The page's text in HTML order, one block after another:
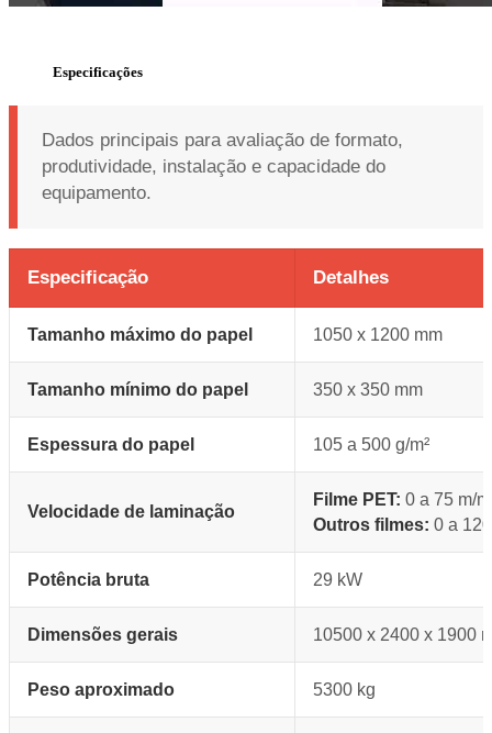
Especificações
Dados principais para avaliação de formato,
produtividade, instalação e capacidade do
equipamento.
Especificação Detalhes
Tamanho máximo do papel 1050 x 1200 mm
Tamanho mínimo do papel 350 x 350 mm
Espessura do papel 105 a 500 g/m²
Velocidade de laminação
Filme PET: 0 a 75 m/
Outros filmes: 0 a
Potência bruta 29 kW
Dimensões gerais 10500 x 2400 x 1900
Peso aproximado 5300 kg